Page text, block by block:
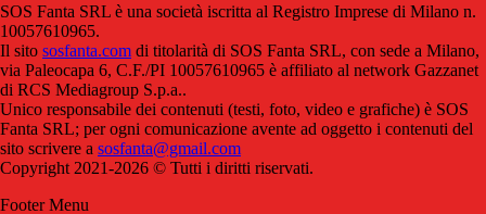
SOS Fanta SRL è una società iscritta al Registro Imprese di Milano n.
10057610965.
Il sito sosfanta.com di titolarità di SOS Fanta SRL, con sede a Milano,
via Paleocapa 6, C.F./PI 10057610965 è affiliato al network Gazzanet
di RCS Mediagroup S.p.a..
Unico responsabile dei contenuti (testi, foto, video e grafiche) è SOS
Fanta SRL; per ogni comunicazione avente ad oggetto i contenuti del
sito scrivere a sosfanta@gmail.com
Copyright 2021-2026 © Tutti i diritti riservati.
Footer Menu